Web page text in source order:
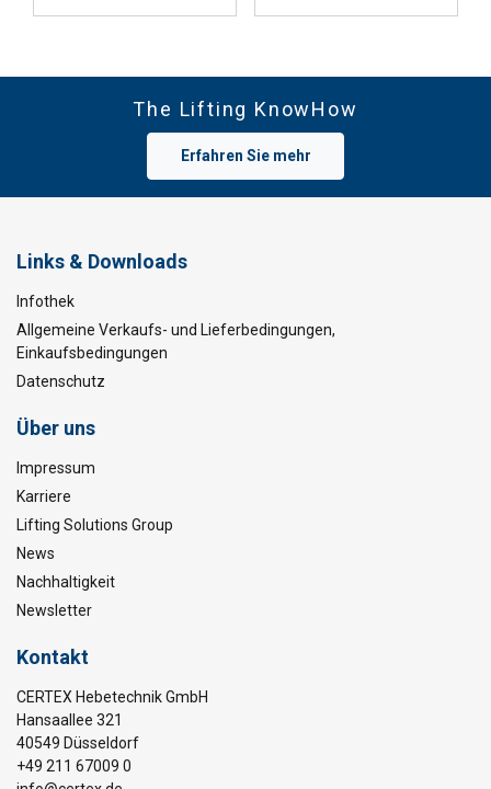
The Lifting KnowHow
Erfahren Sie mehr
Links & Downloads
Infothek
Allgemeine Verkaufs- und Lieferbedingungen,
Einkaufsbedingungen
Datenschutz
Über uns
Impressum
Karriere
Lifting Solutions Group
News
Nachhaltigkeit
Newsletter
Kontakt
CERTEX Hebetechnik GmbH
Hansaallee 321
40549 Düsseldorf
+49 211 67009 0